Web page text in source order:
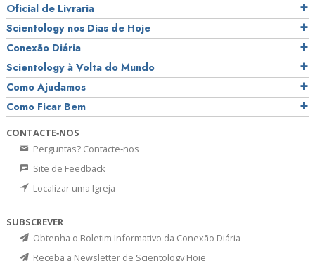
Oficial de Livraria
Scientology nos Dias de Hoje
Conexão Diária
Scientology à Volta do Mundo
Como Ajudamos
Como Ficar Bem
CONTACTE‑NOS
Perguntas? Contacte‑nos
Site de Feedback
Localizar uma Igreja
SUBSCREVER
Obtenha o Boletim Informativo da Conexão Diária
Receba a Newsletter de Scientology Hoje